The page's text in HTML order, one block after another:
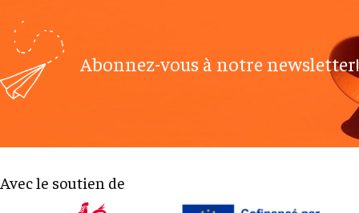
Abonnez-vous à notre newsletter!
Avec le soutien de